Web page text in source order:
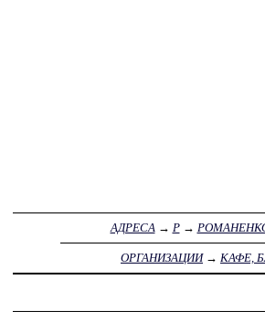
АДРЕСА→ Р→
ОРГАНИЗАЦИИ→ КАФЕ,